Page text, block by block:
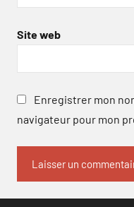
Site web
Enregistrer mon
navigateur pour mon